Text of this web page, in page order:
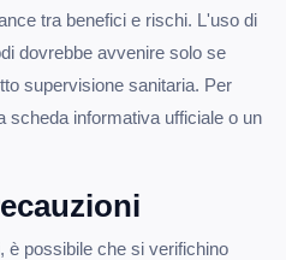
tra benefici e rischi. L'uso di
dovrebbe avvenire solo se
supervisione sanitaria. Per
scheda informativa ufficiale o un
è possibile che si verifichino